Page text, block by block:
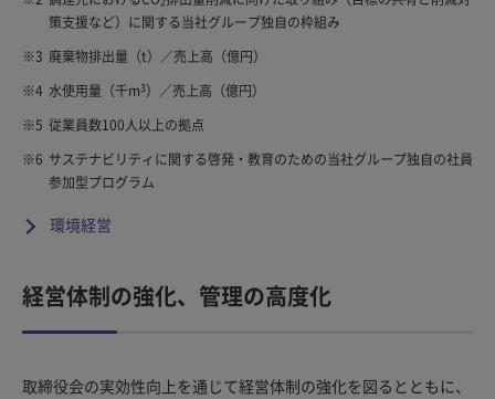
策支援など）に関する当社グループ独自の枠組み
※3 廃棄物排出量（t）／売上高（億円）
※4 水使用量（千m3）／売上高（億円）
※5 従業員数100人以上の拠点
※6 サステナビリティに関する啓発・教育のための当社グループ独自の社員
参加型プログラム
環境経営
経営体制の強化、管理の高度化
取締役会の実効性向上を通じて経営体制の強化を図るとともに、